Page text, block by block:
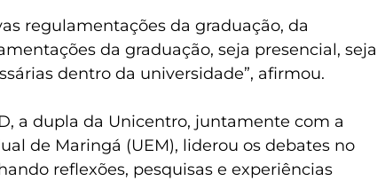
regulamentações da graduação, da
da graduação, seja presencial, seja
dentro da universidade”, afirmou.
a dupla da Unicentro, juntamente com a
de Maringá (UEM), liderou os debates no
reflexões, pesquisas e experiências